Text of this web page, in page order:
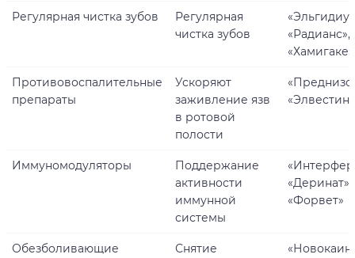
Регулярная чистка зубов
Регулярная
чистка зубов
«Радианс»,
«Хамигаке»
Противовоспалительные
препараты
Ускоряют
заживление язв
в ротовой
полости
«Элвестин»
Иммуномодуляторы
Поддержание
активности
иммунной
системы
«Деринат»,
«Форвет»
Обезболивающие
Снятие